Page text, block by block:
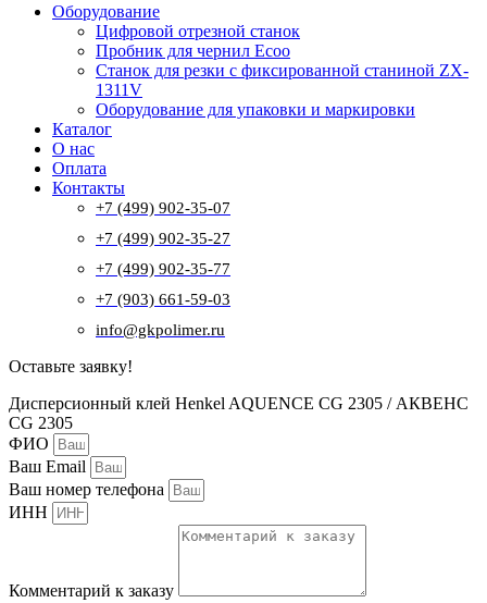
Оборудование
Цифровой отрезной станок
Пробник для чернил Ecoo
Станок для резки с фиксированной станиной ZX-
1311V
Оборудование для упаковки и маркировки
Каталог
О нас
Оплата
Контакты
+7 (499) 902-35-07
+7 (499) 902-35-27
+7 (499) 902-35-77
+7 (903) 661-59-03
info@gkpolimer.ru
Оставьте заявку!
Дисперсионный клей Henkel AQUENCE CG 2305 / АКВЕНС
CG 2305
ФИО
Ваш Email
Ваш номер телефона
ИНН
Комментарий к заказу